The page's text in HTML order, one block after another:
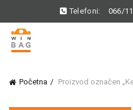
Telefoni: 066/
Početna Proizvod označen